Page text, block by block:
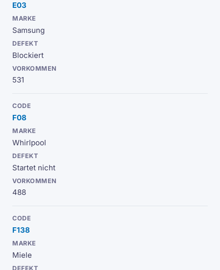
E03
Samsung
Blockiert
531
F08
Whirlpool
Startet nicht
488
F138
Miele